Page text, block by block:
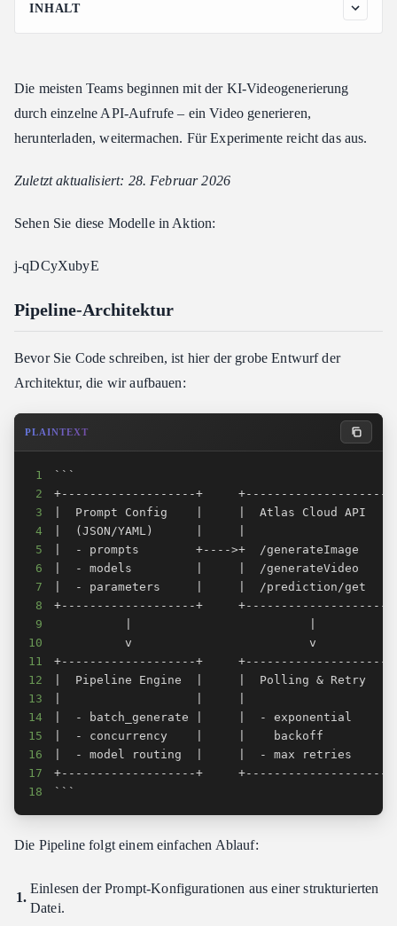
INHALT
Pipeline-Architektur
Schritt 1: API-Key abrufen
Schritt 2: Abhängigkeiten installieren
Der vollständige Pipeline-Code
Verwendung der Pipeline
Konfigurationsbasierter Ansatz
Umgang mit Rate Limits
Kosten-Tracking
Kostenschätzung für Pipeline-Läufe
Deployment-Tipps
Warteschlangen-Architektur
Umgebungsmanagement
Fazit
Die meisten Teams beginnen mit der KI-Videogenerierung
durch einzelne API-Aufrufe – ein Video generieren,
herunterladen, weitermachen. Für Experimente reicht das aus.
Zuletzt aktualisiert: 28. Februar 2026
Sehen Sie diese Modelle in Aktion:
j-qDCyXubyE
Pipeline-Architektur
Bevor Sie Code schreiben, ist hier der grobe Entwurf der
Architektur, die wir aufbauen:
PLAINTEXT
1
2
3
4
5
6
7
8
9
10
11
12
13
14
15
16
17
18
```
Die Pipeline folgt einem einfachen Ablauf:
Einlesen der Prompt-Konfigurationen aus einer strukturierten
Datei.